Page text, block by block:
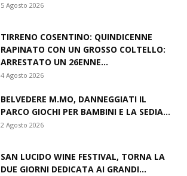
5 Agosto 2026
TIRRENO COSENTINO: QUINDICENNE
RAPINATO CON UN GROSSO COLTELLO:
ARRESTATO UN 26ENNE...
4 Agosto 2026
BELVEDERE M.MO, DANNEGGIATI IL
PARCO GIOCHI PER BAMBINI E LA SEDIA...
2 Agosto 2026
SAN LUCIDO WINE FESTIVAL, TORNA LA
DUE GIORNI DEDICATA AI GRANDI...